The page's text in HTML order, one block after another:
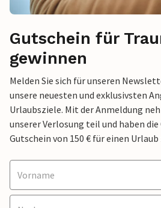
Gutschein für
gewinnen
Melden Sie sich für unseren
unsere neuesten und exklusivsten
Urlaubsziele. Mit der Anmeldung
unserer Verlosung teil und haben die
Gutschein von 150 € für einen